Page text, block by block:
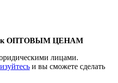
к ОПТОВЫМ ЦЕНАМ
лицами.
и вы сможете сделать